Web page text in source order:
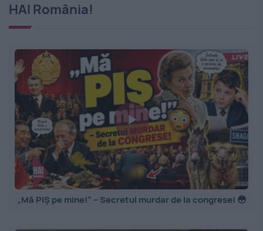
HAI România!
„Mă PIȘ pe mine!” – Secretul murdar de la congrese! 😳